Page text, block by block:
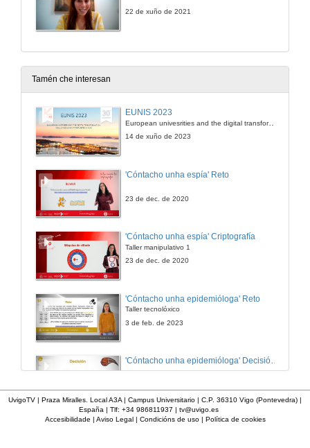
22 de xuño de 2021
Tamén che interesan
EUNIS 2023
European univesrities and the digital transformation: challenges and opportunities ahead
14 de xuño de 2023
'Cóntacho unha espía' Reto
23 de dec. de 2020
'Cóntacho unha espía' Criptografía
Taller manipulativo 1
23 de dec. de 2020
'Cóntacho unha epidemióloga' Reto
Taller tecnolóxico
3 de feb. de 2023
'Cóntacho unha epidemióloga' Decisións nun partido de baloncesto 4
UvigoTV | Praza Miralles. Local A3A | Campus Universitario | C.P. 36310 Vigo (Pontevedra) |
España | Tlf: +34 986811937 | tv@uvigo.es
Accesibilidade | Aviso Legal| Condicións de uso| Política de cookies